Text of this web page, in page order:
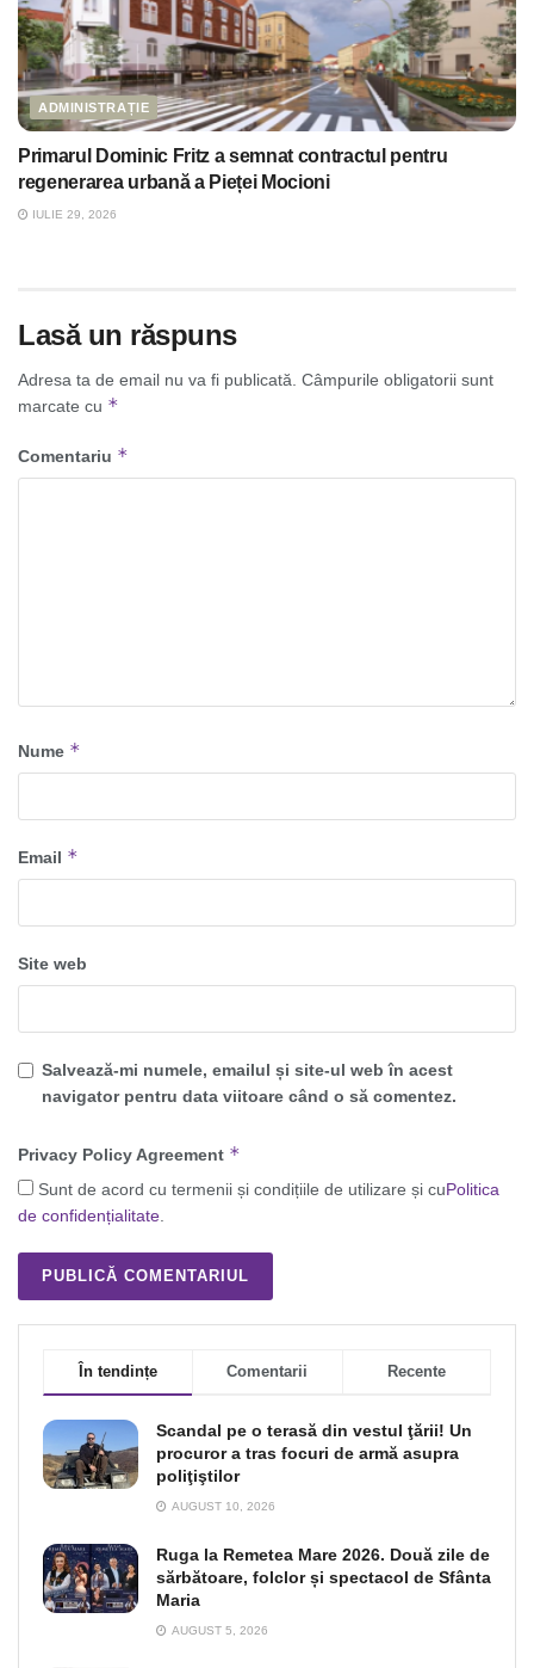
ADMINISTRAȚIE
Primarul Dominic Fritz a semnat contractul pentru
regenerarea urbană a Pieței Mocioni
IULIE 29, 2026
Lasă un răspuns
Adresa ta de email nu va fi publicată. Câmpurile obligatorii sunt
marcate cu *
Comentariu *
Nume *
Email *
Site web
Salvează-mi numele, emailul și site-ul web în acest
navigator pentru data viitoare când o să comentez.
Privacy Policy Agreement *
Sunt de acord cu termenii și condițiile de utilizare și cuPolitica
de confidențialitate.
În tendințe Comentarii Recente
Scandal pe o terasă din vestul ţării! Un
procuror a tras focuri de armă asupra
poliţiştilor
AUGUST 10, 2026
Ruga la Remetea Mare 2026. Două zile de
sărbătoare, folclor și spectacol de Sfânta
Maria
AUGUST 5, 2026